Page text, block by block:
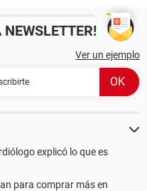
NEWSLETTER!
Ver un ejemplo
explicó lo que es
para comprar más en